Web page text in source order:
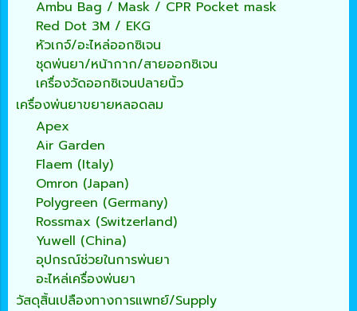
Ambu Bag / Mask / CPR Pocket mask
Red Dot 3M / EKG
หัวเกจ์/อะไหล่ออกซิเจน
ชุดพ่นยา/หน้ากาก/สายออกซิเจน
เครื่องวัดออกซิเจนปลายนิ้ว
เครื่องพ่นยาขยายหลอดลม
Apex
Air Garden
Flaem (Italy)
Omron (Japan)
Polygreen (Germany)
Rossmax (Switzerland)
Yuwell (China)
อุปกรณ์ช่วยในการพ่นยา
อะไหล่เครื่องพ่นยา
วัสดุสิ้นเปลืองทางการแพทย์/Supply